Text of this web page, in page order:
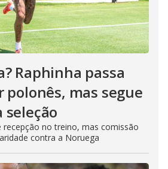
Raphinha passa
polonês, mas segue
seleção
recepção no treino, mas comissão
contra a Noruega